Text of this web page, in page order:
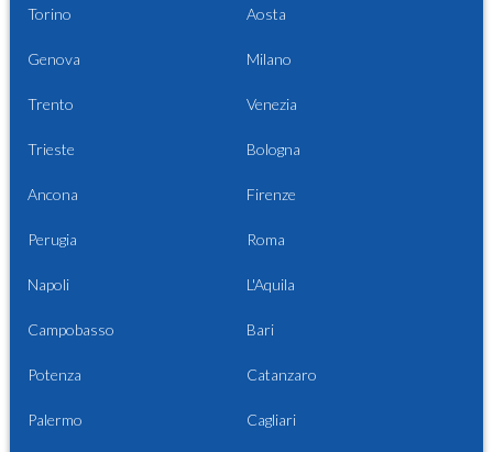
Torino Aosta
Genova Milano
Trento Venezia
Trieste Bologna
Ancona Firenze
Perugia Roma
Napoli L'Aquila
Campobasso Bari
Potenza Catanzaro
Palermo Cagliari